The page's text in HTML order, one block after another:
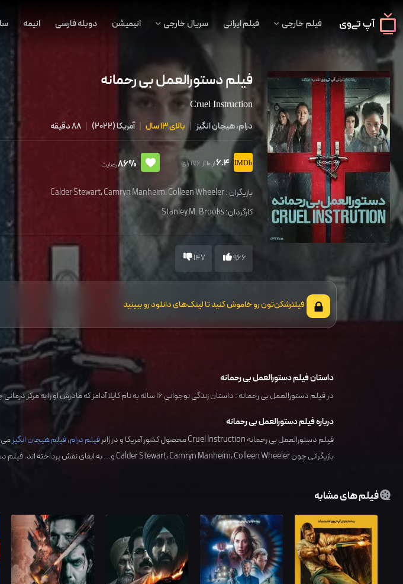
فیلم خارجی فیلم ایرانی سریال خارجی انیمیشن دوبله فارسی انیمه
فیلم دستورالعمل بی رحمانه
Cruel Instruction
درام، هیجان انگیز | بالای 13 سال | آمریکا(
2022
)
|
6.4از 10 از 176 رای 86%رضایت
بازیگران : Calder Stewart،Camryn Manheim،Colleen Wheeler
کارگردان:Stanley M. Brooks
966
147
فیلترشکن‌تون رو خاموش کنید تا لینک‌های دانلود رو ببینید
داستان فیلم دستورالعمل بی رحمانه
در فیلم دستورالعمل بی رحمانه : داستان زندگی نوجوانی ۱۶ ساله به نام کایلا آدامز که مادرش او را به مرکز درمانی جوانان می فرستد و کایلا را درگیر مشکلاتی می کند که...
درباره فیلم دستورالعمل بی رحمانه
فیلم دستورالعمل بی رحمانه Cruel Instruction محصول کشور آمریکاو در ژانرفیلم درام,فیلم هیجان انگیز
بازیگرانی چون
Calder Stewart،Camryn Manheim،Colleen Wheeler و... به ایفای نقش پرداخته اند.
فیلم های مشابه